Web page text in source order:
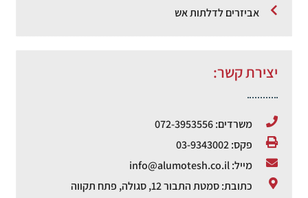
אביזרים לדלתות אש
יצירת קשר:
משרדים: 072-3953556
פקס: 03-9343002
מייל: info@alumotesh.co.il
כתובת: סמטת התבור 12, סגולה, פתח תקווה